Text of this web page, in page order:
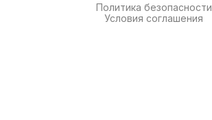
Политика безопасности
Условия соглашения